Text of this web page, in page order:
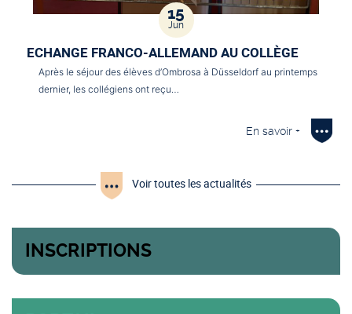
15
Jun
ECHANGE FRANCO-ALLEMAND AU COLLÈGE
Après le séjour des élèves d’Ombrosa à Düsseldorf au printemps
dernier, les collégiens ont reçu…
En savoir +
Voir toutes les actualités
INSCRIPTIONS